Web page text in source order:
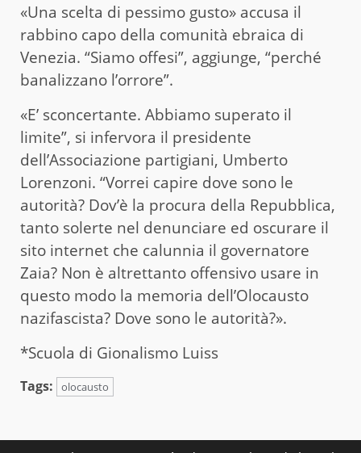
«Una scelta di pessimo gusto» accusa il
rabbino capo della comunità ebraica di
Venezia. “Siamo offesi”, aggiunge, “perché
banalizzano l’orrore”.
«E’ sconcertante. Abbiamo superato il
limite”, si infervora il presidente
dell’Associazione partigiani, Umberto
Lorenzoni. “Vorrei capire dove sono le
autorità? Dov’è la procura della Repubblica,
tanto solerte nel denunciare ed oscurare il
sito internet che calunnia il governatore
Zaia? Non è altrettanto offensivo usare in
questo modo la memoria dell’Olocausto
nazifascista? Dove sono le autorità?».
*Scuola di Gionalismo Luiss
Tags: olocausto